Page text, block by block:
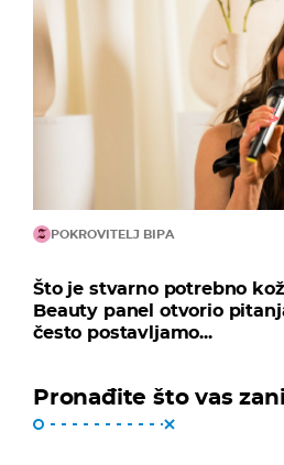
POKROVITELJ BIPA
Što je stvarno potrebno
Beauty panel otvorio
često postavljamo...
Pronađite što vas